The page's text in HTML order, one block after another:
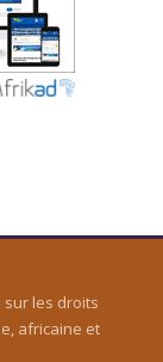
sur les droits
africaine et